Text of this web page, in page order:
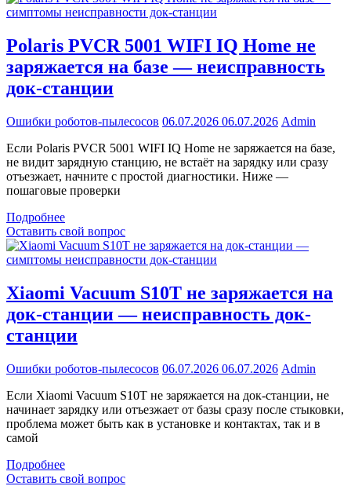
Polaris PVCR 5001 WIFI IQ Home не
заряжается на базе — неисправность
док-станции
Ошибки роботов-пылесосов 06.07.2026 06.07.2026 Admin
Если Polaris PVCR 5001 WIFI IQ Home не заряжается на базе,
не видит зарядную станцию, не встаёт на зарядку или сразу
отъезжает, начните с простой диагностики. Ниже —
пошаговые проверки
Подробнее
Оставить свой вопрос
Xiaomi Vacuum S10T не заряжается на
док-станции — неисправность док-
станции
Ошибки роботов-пылесосов 06.07.2026 06.07.2026 Admin
Если Xiaomi Vacuum S10T не заряжается на док-станции, не
начинает зарядку или отъезжает от базы сразу после стыковки,
проблема может быть как в установке и контактах, так и в
самой
Подробнее
Оставить свой вопрос